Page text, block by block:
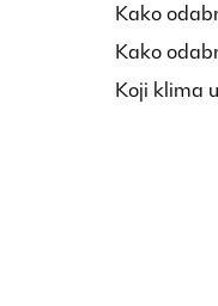
le coffret est
très bien.
Kako
Kako
Koji klima